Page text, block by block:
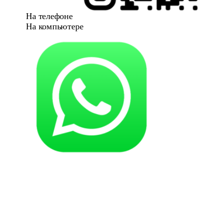
На телефоне
На компьютере